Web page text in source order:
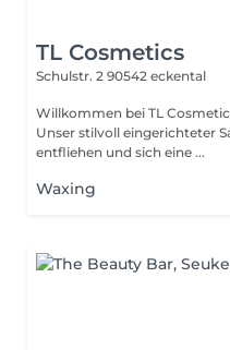
TL Cosmetics
Schulstr. 2 90542 eckental
Willkommen bei TL Cosmetics Ihrem Beauty-Salon in
Unser stilvoll eingerichteter
entfliehen und sich eine ...
Waxing